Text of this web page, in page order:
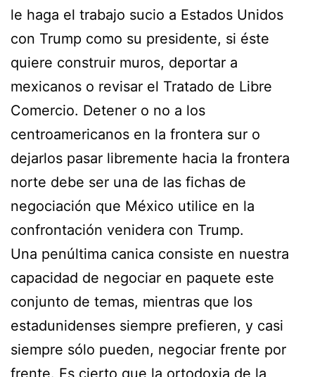
le haga el trabajo sucio a Estados Unidos
con Trump como su presidente, si éste
quiere construir muros, deportar a
mexicanos o revisar el Tratado de Libre
Comercio. Detener o no a los
centroamericanos en la frontera sur o
dejarlos pasar libremente hacia la frontera
norte debe ser una de las fichas de
negociación que México utilice en la
confrontación venidera con Trump.
Una penúltima canica consiste en nuestra
capacidad de negociar en paquete este
conjunto de temas, mientras que los
estadunidenses siempre prefieren, y casi
siempre sólo pueden, negociar frente por
frente. Es cierto que la ortodoxia de la